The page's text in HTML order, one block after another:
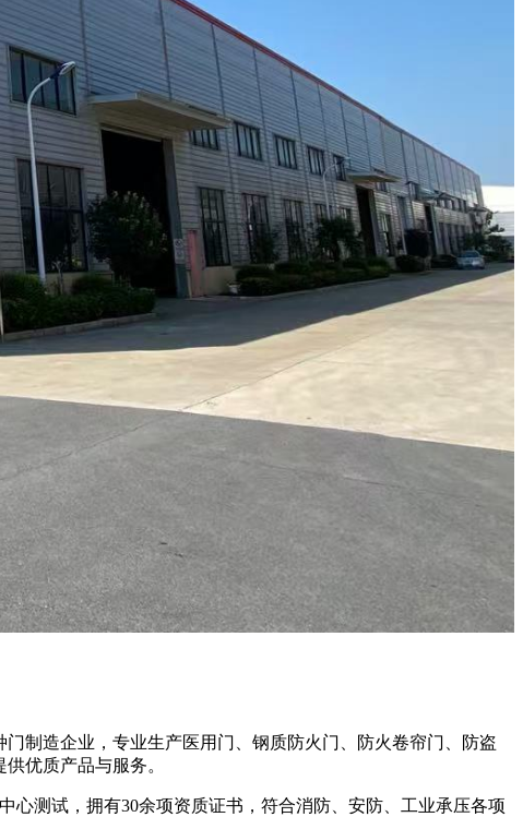
制造企业，专业生产医用门、钢质防火门、防火卷帘门、防盗
优质产品与服务。
测试，拥有30余项资质证书，符合消防、安防、工业承压各项